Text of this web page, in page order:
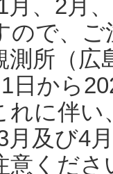
月、2月
ので、
測所（
日から
に伴い
月及び4
意くだ